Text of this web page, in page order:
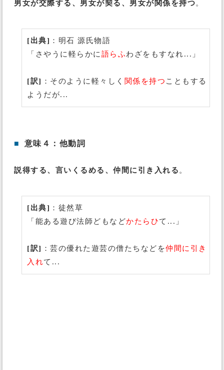
男女が交際する、男女が契る、男女が関係を持つ。
[出典] ：明石 源氏物語
「さやうに軽らかに 語らふわざをもすなれ...」
[訳] ：そのように軽々しく 関係を持つ こともする
ようだが...
■ 意味４：他動詞
説得する、言いくるめる、仲間に引き入れる 。
[出典] ：徒然草
「能ある遊び法師どもなどかたらひて...」
[訳] ：芸の優れた遊芸の僧たちなどを仲間に引き
入れて...